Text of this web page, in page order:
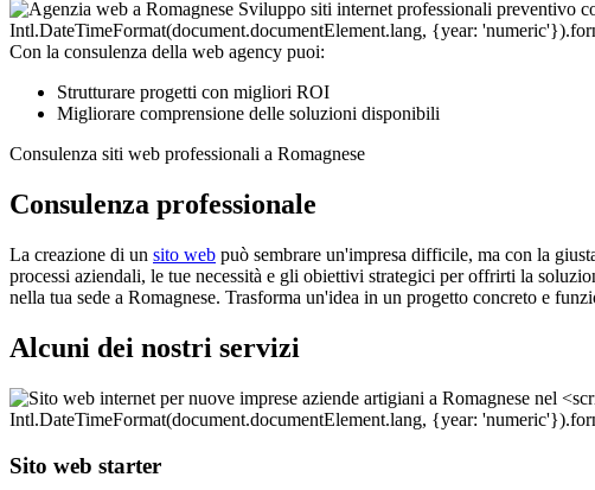
Con la consulenza della web agency puoi:
Strutturare progetti con migliori ROI
Migliorare comprensione delle soluzioni disponibili
Consulenza siti web professionali a Romagnese
Consulenza professionale
La creazione di un sito web può sembrare un'impresa difficile, ma con la
processi aziendali, le tue necessità e gli obiettivi strategici per offrirti la
nella tua sede a Romagnese. Trasforma un'idea in un progetto concreto e
Alcuni dei nostri servizi
Sito web starter